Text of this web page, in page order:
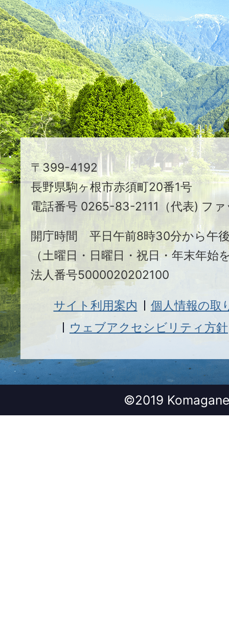
た
つ
映
え
る
ま
ち
駒
ヶ
根
市
〒399-4192
長野県駒ヶ根市赤須町20番1号
電話番号 0265-83-2111（代表) フ
開庁時間 平日午前8時30分から午
（土曜日・日曜日・祝日・年末年始
法人番号5000020202100
サイト利用案内
個人情報の取
ウェブアクセシビリティ方針
©2019